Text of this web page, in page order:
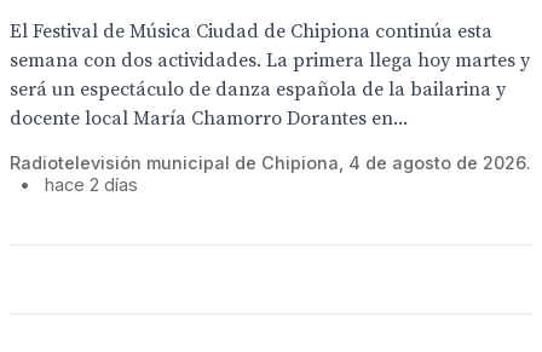
El Festival de Música Ciudad de Chipiona continúa esta
semana con dos actividades. La primera llega hoy martes y
será un espectáculo de danza española de la bailarina y
docente local María Chamorro Dorantes en...
Radiotelevisión municipal de Chipiona, 4 de agosto de 2026.
•
hace 2 días